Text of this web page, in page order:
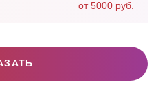
от 5000 руб.